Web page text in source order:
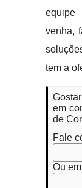
equipe
venha,
tem a
em
de
Fale
Ou